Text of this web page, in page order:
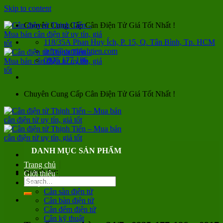
Skip to content
Chuyên Cung Cấp Cân Điện Tử Giá Tốt Nhất !
118/35A Phan Huy Ích, P. 15, Q. Tân Bình, Tp. HCM
info@canthinhtien.com
0935 177 186
Chuyên Cung Cấp Cân Điện Tử Giá Tốt Nhất !
Search for:
DANH MỤC SẢN PHẨM
Trang chủ
Giới thiệu
Sản phẩm
Cân sàn điện tử
Cân bàn điện tử
Cân đếm điện tử
Cân kỹ thuật